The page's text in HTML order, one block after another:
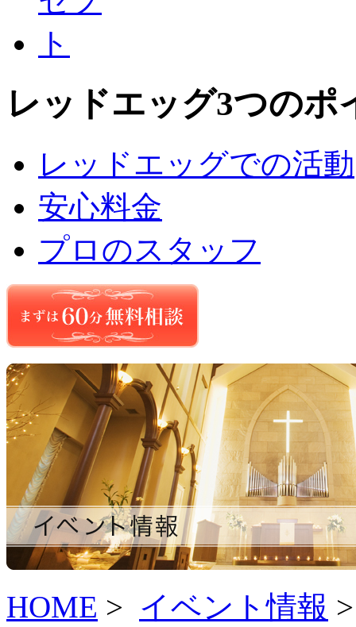
レッドエッグ3つのポ
レッドエッグでの活動
安心料金
プロのスタッフ
HOME > イベント情報